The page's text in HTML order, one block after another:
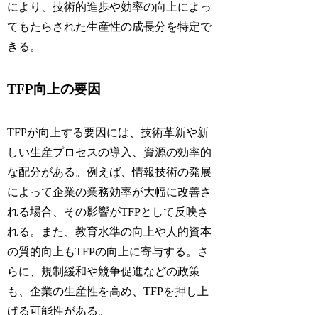
により、技術的進歩や効率の向上によっ
てもたらされた生産性の成長分を特定で
きる。
TFP向上の要因
TFPが向上する要因には、技術革新や新
しい生産プロセスの導入、資源の効率的
な配分がある。例えば、情報技術の発展
によって企業の業務効率が大幅に改善さ
れる場合、その影響がTFPとして反映さ
れる。また、教育水準の向上や人的資本
の質的向上もTFPの向上に寄与する。さ
らに、規制緩和や競争促進などの政策
も、企業の生産性を高め、TFPを押し上
げる可能性がある。